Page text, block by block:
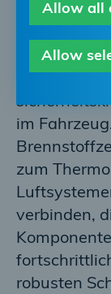
Allow all
Allow
im
zum
verbinden,
robusten